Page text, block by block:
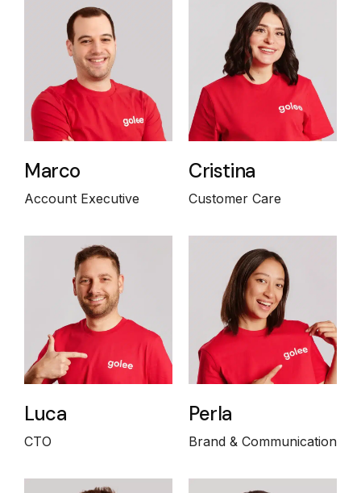
Marco
Account Executive
Cristina
Customer Care
Luca
CTO
Perla
Brand & Communication